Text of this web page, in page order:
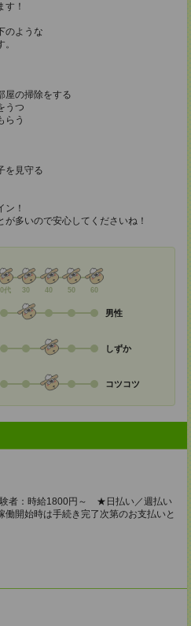
す！
のような
屋の掃除をする
うつ
らう
を見守る
ン！
多いので安心してくださいね！
代 30 40 50 60
男性
しずか
コツコツ
者：時給1800円～ ★日払い／週払い
開始時は手続き完了次第のお支払いと